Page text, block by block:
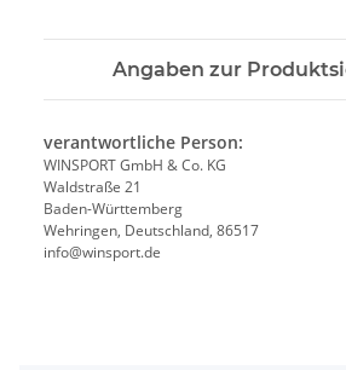
Angaben zur
verantwortliche Person:
WINSPORT GmbH & Co. KG
Waldstraße 21
Baden-Württemberg
Wehringen, Deutschland, 86517
info@winsport.de